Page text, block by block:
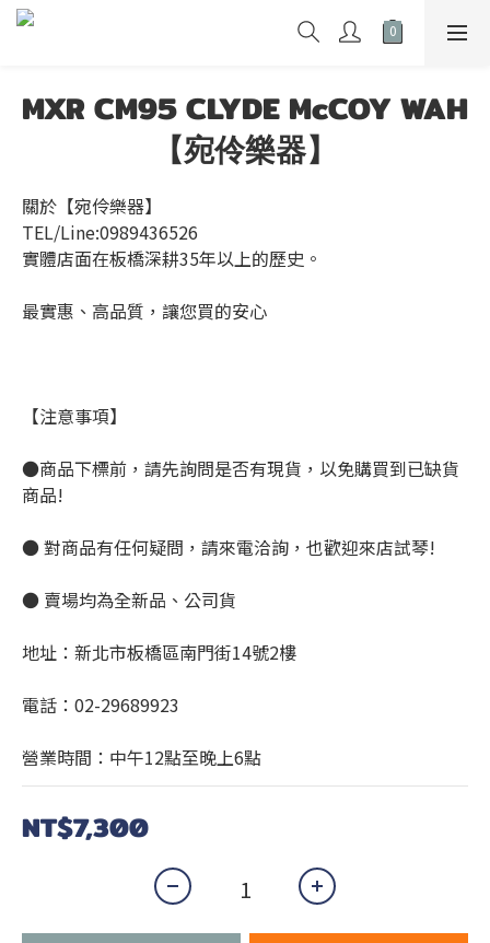
MXR CM95 CLYDE McCOY WAH
【宛伶樂器】
關於【宛伶樂器】
TEL/Line:0989436526
實體店面在板橋深耕35年以上的歷史。
最實惠、高品質，讓您買的安心
【注意事項】
●商品下標前，請先詢問是否有現貨，以免購買到已缺貨
商品!
● 對商品有任何疑問，請來電洽詢，也歡迎來店試琴!
● 賣場均為全新品、公司貨
地址：新北市板橋區南門街14號2樓
電話：02-29689923
營業時間：中午12點至晚上6點
NT$7,300